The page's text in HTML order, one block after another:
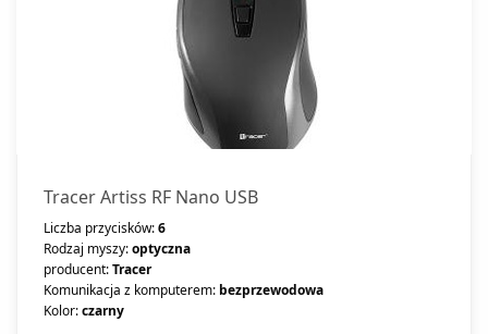
Tracer Artiss RF Nano USB
Liczba przycisków:6
Rodzaj myszy:optyczna
producent:Tracer
Komunikacja z komputerem: bezprzewodowa
Kolor:czarny